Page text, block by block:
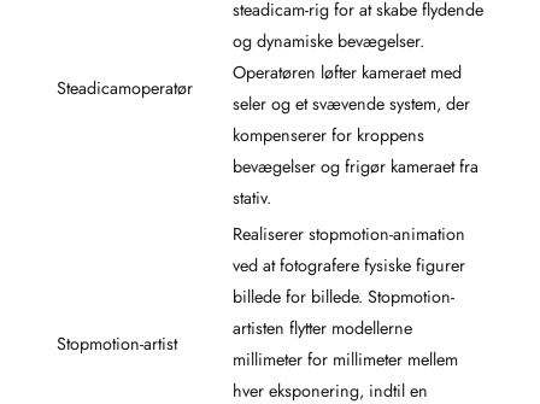
Steadicamoperatør
steadicam-rig for at skabe flydende
og dynamiske bevægelser.
Operatøren løfter kameraet med
seler og et svævende system, der
kompenserer for kroppens
bevægelser og frigør kameraet fra
stativ.
Stopmotion-artist
Realiserer stopmotion-animation
ved at fotografere fysiske figurer
billede for billede. Stopmotion-
artisten flytter modellerne
millimeter for millimeter mellem
hver eksponering, indtil en